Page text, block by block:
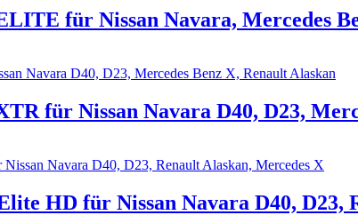
für Nissan Navara, Mercedes
für Nissan Navara D40, D23,
HD für Nissan Navara D40, D23,